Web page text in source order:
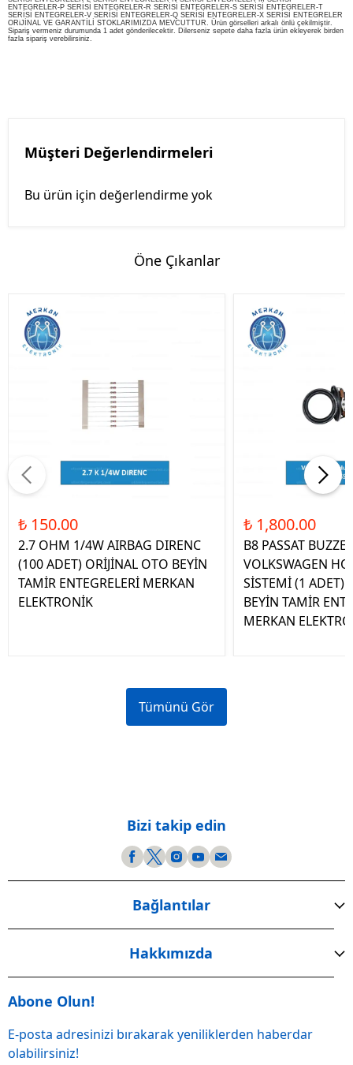
ENTEGRELER-P SERİSİ ENTEGRELER-R SERİSİ ENTEGRELER-S SERİSİ ENTEGRELER-T
SERİSİ ENTEGRELER-V SERİSİ ENTEGRELER-Q SERİSİ ENTEGRELER-X SERİSİ ENTEGRELER
ORiJİNAL VE GARANTİLİ STOKLARIMIZDA MEVCUTTUR. Ürün görselleri arkalı önlü çekilmiştir.
Sipariş vermeniz durumunda 1 adet gönderilecektir. Dilerseniz sepete daha fazla ürün ekleyerek birden
fazla sipariş verebilirsiniz.
Müşteri Değerlendirmeleri
Bu ürün için değerlendirme yok
Öne Çıkanlar
₺ 150.00
2.7 OHM 1/4W AIRBAG DIRENC
(100 ADET) ORİJİNAL OTO BEYİN
TAMİR ENTEGRELERİ MERKAN
ELEKTRONİK
₺ 1,800.00
B8 PASSAT
VOLKSWAGEN
SİSTEMİ (1 ADET)
BEYİN TAMİR
MERKAN
Tümünü Gör
Bizi takip edin
Bağlantılar
Hakkımızda
Abone Olun!
E-posta adresinizi bırakarak yeniliklerden haberdar
olabilirsiniz!